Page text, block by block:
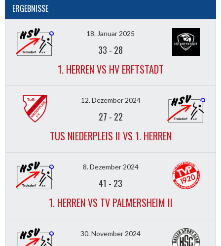
ERGEBNISSE
18. Januar 2025
33 - 28
1. HERREN VS HV ERFTSTADT
12. Dezember 2024
27 - 22
TUS NIEDERPLEIS II VS 1. HERREN
8. Dezember 2024
41 - 23
1. HERREN VS TV PALMERSHEIM II
30. November 2024